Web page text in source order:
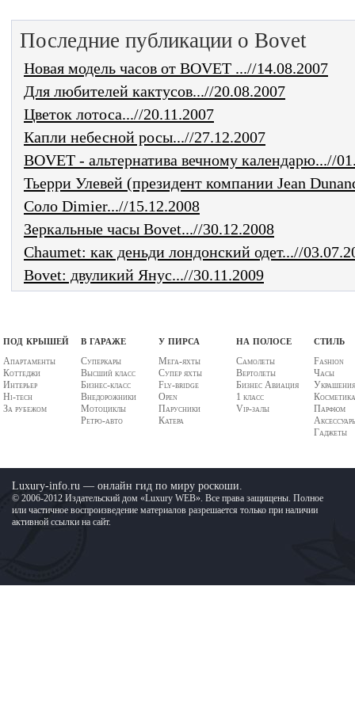
Последние публикации о Bovet
Новая модель часов от BOVET ...//14.08.2007
Для любителей кактусов...//20.08.2007
Цветок лотоса...//20.11.2007
Капли небесной росы...//27.12.2007
BOVET - альтернатива вечному календарю...//
Тьерри Улевей (президент компании Jean
Соло Dimier...//15.12.2008
Зеркальные часы Bovet...//30.12.2008
Chaumet: как деньди лондонский одет...//
Bovet: двуликий Янус...//30.11.2009
под крышей
Апартаменты
Коттеджи
Интерьер
Hi-tech
За рубежом
в гараже
Суперкары
Высший класс
Бизнес-класс
Внедорожники
Мотоциклы
Ретро-авто
у пирса
Мега-яхты
Супер яхты
Fly-bridge
Open
Парусники
Катера
на полосе
Самолеты
Вертолеты
Бизнес Авиация
1 класс
Vip-залы
стиль
Fashion
Часы
Парфюм
Гаджеты
Luxury-info.ru — онлайн гид по миру роскоши.
© 2006-2012 Издательский дом «Luxury WEB». Все права защищены. Полное
или частичное воспроизведение материалов разрешается только при наличии
активной ссылки на сайт.